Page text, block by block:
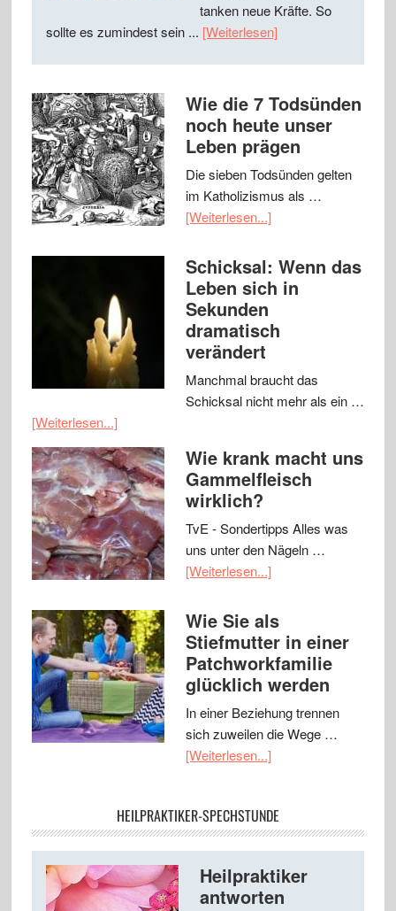
tanken neue Kräfte. So
sollte es zumindest sein ... [Weiterlesen]
Wie die 7 Todsünden
noch heute unser
Leben prägen
Die sieben Todsünden gelten
im Katholizismus als …
[Weiterlesen...]
Schicksal: Wenn das
Leben sich in
Sekunden
dramatisch
verändert
Manchmal braucht das
Schicksal nicht mehr als ein …
[Weiterlesen...]
Wie krank macht uns
Gammelfleisch
wirklich?
TvE - Sondertipps Alles was
uns unter den Nägeln …
[Weiterlesen...]
Wie Sie als
Stiefmutter in einer
Patchworkfamilie
glücklich werden
In einer Beziehung trennen
sich zuweilen die Wege …
[Weiterlesen...]
HEILPRAKTIKER-SPECHSTUNDE
Heilpraktiker
antworten